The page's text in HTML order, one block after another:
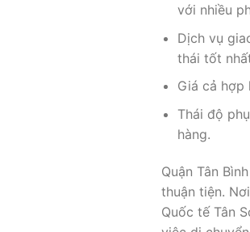
với nhiều
Dịch vụ
thái tốt
Giá cả hợp
Thái độ
hàng.
Quận Tân
thuận tiện.
Quốc tế Tân